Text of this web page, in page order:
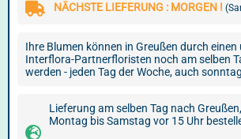
NÄCHSTE LIEFERUNG : MORGEN !
Ihre Blumen können in Greußen durch einen
Interflora-Partnerfloristen noch am selben
werden - jeden Tag der Woche, auch
Lieferung am selben Tag nach
Montag bis Samstag vor 15 Uhr